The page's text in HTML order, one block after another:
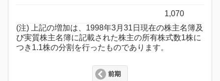
1,070
(注) 上記の増加は、1998年3月31日現在の株主名簿及
び実質株主名簿に記載された株主の所有株式数1株に
つき1.1株の分割を行ったものであります。
前期